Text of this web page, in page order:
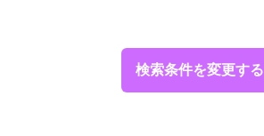
検索条件を変更する